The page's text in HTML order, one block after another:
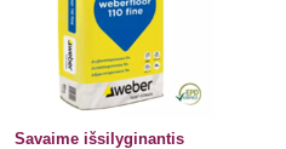
Savaime išsilyginantis